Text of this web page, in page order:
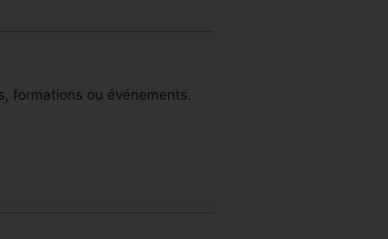
formations ou événements.